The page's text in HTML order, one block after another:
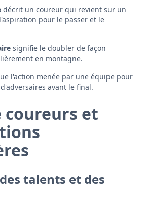
décrit un coureur qui revient sur un
pour le passer et le
signifie le doubler de façon
en montagne.
l'action menée par une équipe pour
avant le final.
coureurs et
talents et des